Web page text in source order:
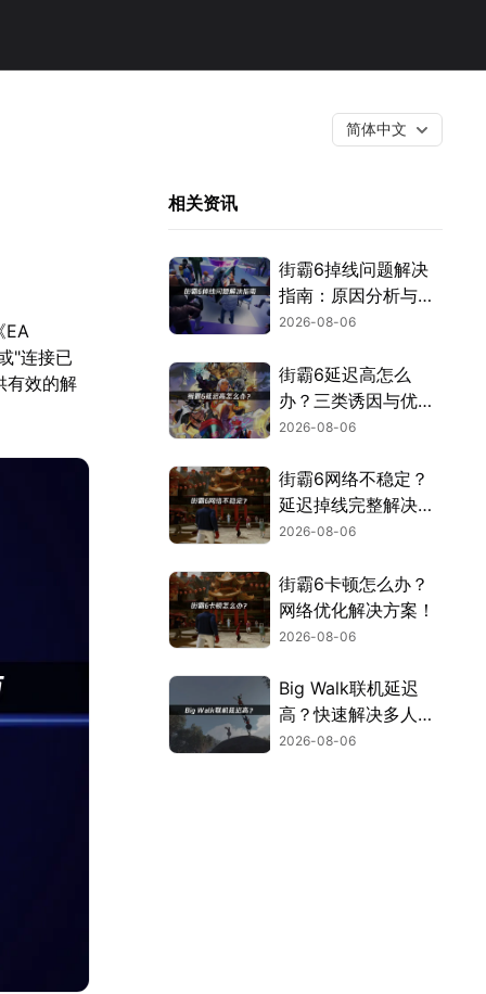
简体中文
EA
"连接已
有效的解
相关资讯
街霸6掉线问题解决
指南：原因分析与网
络优化技巧！
2026-08-06
街霸6延迟高怎么
办？三类诱因与优化
解决方案！
2026-08-06
街霸6网络不稳定？
延迟掉线完整解决指
南！
2026-08-06
街霸6卡顿怎么办？
网络优化解决方案！
2026-08-06
Big Walk联机延迟
高？快速解决多人联
机卡顿问题！
2026-08-06